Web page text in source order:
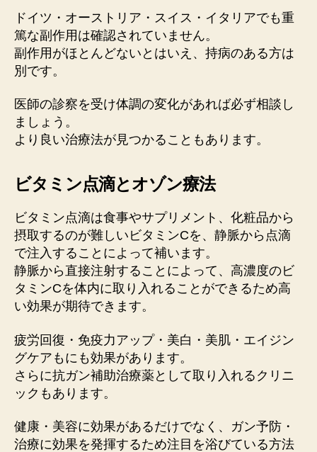
ドイツ・オーストリア・スイス・イタリアでも重
篤な副作用は確認されていません。
副作用がほとんどないとはいえ、持病のある方は
別です。
医師の診察を受け体調の変化があれば必ず相談し
ましょう。
より良い治療法が見つかることもあります。
ビタミン点滴とオゾン療法
ビタミン点滴は食事やサプリメント、化粧品から
摂取するのが難しいビタミンCを、静脈から点滴
で注入することによって補います。
静脈から直接注射することによって、高濃度のビ
タミンCを体内に取り入れることができるため高
い効果が期待できます。
疲労回復・免疫力アップ・美白・美肌・エイジン
グケアもにも効果があります。
さらに抗ガン補助治療薬として取り入れるクリニ
ックもあります。
健康・美容に効果があるだけでなく、ガン予防・
治療に効果を発揮するため注目を浴びている方法